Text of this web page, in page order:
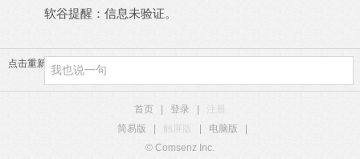
软谷提醒：信息未验证。
点击重新加载
首页 登录
注册
简易版
触屏版 电脑版
© Comsenz Inc.